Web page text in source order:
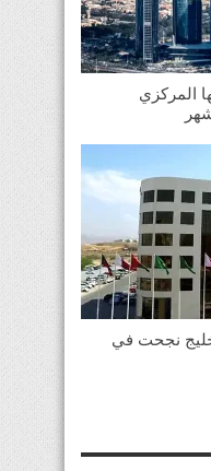
المركزي
نجحت في